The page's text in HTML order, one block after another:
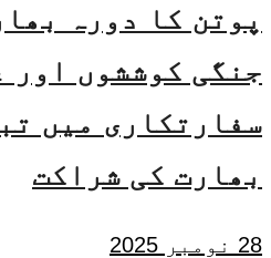
پوتن کا دورہ
جنگی کوششوں اور
سفارتکاری میں
بھارت کی شراکت
28 نومبر 2025